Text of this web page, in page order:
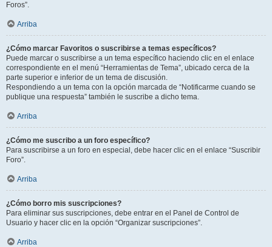
Foros”.
Arriba
¿Cómo marcar Favoritos o suscribirse a temas específicos?
Puede marcar o suscribirse a un tema específico haciendo clic en el enlace
correspondiente en el menú “Herramientas de Tema”, ubicado cerca de la
parte superior e inferior de un tema de discusión.
Respondiendo a un tema con la opción marcada de “Notificarme cuando se
publique una respuesta” también le suscribe a dicho tema.
Arriba
¿Cómo me suscribo a un foro específico?
Para suscribirse a un foro en especial, debe hacer clic en el enlace “Suscribir
Foro”.
Arriba
¿Cómo borro mis suscripciones?
Para eliminar sus suscripciones, debe entrar en el Panel de Control de
Usuario y hacer clic en la opción “Organizar suscripciones”.
Arriba